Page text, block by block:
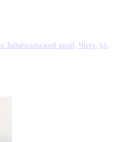
Забайкальский край, Чита, ул.